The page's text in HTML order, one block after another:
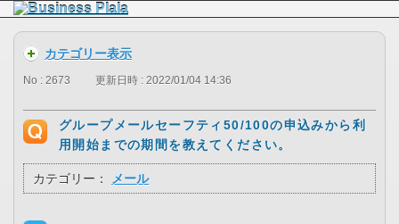
カテゴリー表示
No : 2673 更新日時 : 2022/01/04 14:36
グループメールセーフティ50/100の申込みから利
用開始までの期間を教えてください。
カテゴリー： メール